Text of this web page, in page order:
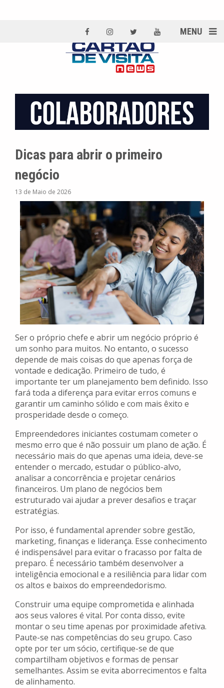
MENU
Dicas para abrir o primeiro
negócio
13 de Maio de 2026
Ser o próprio chefe e abrir um negócio próprio é
um sonho para muitos. No entanto, o sucesso
depende de mais coisas do que apenas força de
vontade e dedicação. Primeiro de tudo, é
importante ter um planejamento bem definido. Isso
fará toda a diferença para evitar erros comuns e
garantir um caminho sólido e com mais êxito e
prosperidade desde o começo.
Empreendedores iniciantes costumam cometer o
mesmo erro que é não possuir um plano de ação. É
necessário mais do que apenas uma ideia, deve-se
entender o mercado, estudar o público-alvo,
analisar a concorrência e projetar cenários
financeiros. Um plano de negócios bem
estruturado vai ajudar a prever desafios e traçar
estratégias.
Por isso, é fundamental aprender sobre gestão,
marketing, finanças e liderança. Esse conhecimento
é indispensável para evitar o fracasso por falta de
preparo. É necessário também desenvolver a
inteligência emocional e a resiliência para lidar com
os altos e baixos do empreendedorismo.
Construir uma equipe comprometida e alinhada
aos seus valores é vital. Por conta disso, evite
montar o seu time apenas por proximidade afetiva.
Paute-se nas competências do seu grupo. Caso
opte por ter um sócio, certifique-se de que
compartilham objetivos e formas de pensar
semelhantes. Assim se evita aborrecimentos e falta
de alinhamento.